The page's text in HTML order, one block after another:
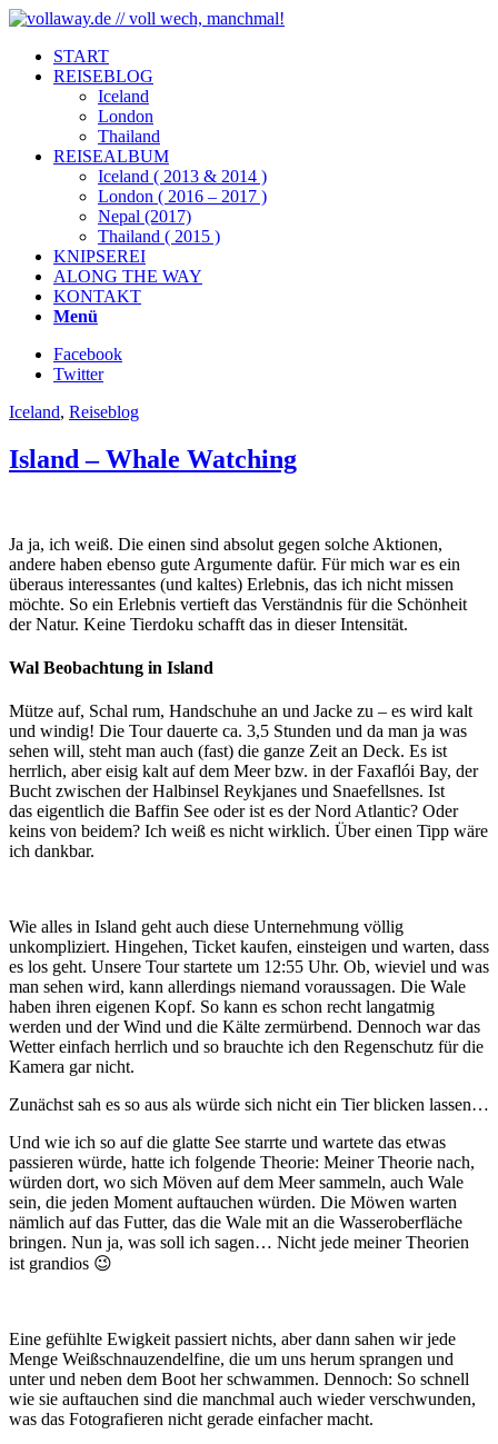
START
REISEBLOG
Iceland
London
Thailand
REISEALBUM
Iceland ( 2013 & 2014 )
London ( 2016 – 2017 )
Nepal (2017)
Thailand ( 2015 )
KNIPSEREI
ALONG THE WAY
KONTAKT
Menü
Facebook
Twitter
Iceland, Reiseblog
Island – Whale Watching
Ja ja, ich weiß. Die einen sind absolut gegen solche Aktionen,
andere haben ebenso gute Argumente dafür. Für mich war es ein
überaus interessantes (und kaltes) Erlebnis, das ich nicht missen
möchte. So ein Erlebnis vertieft das Verständnis für die Schönheit
der Natur. Keine Tierdoku schafft das in dieser Intensität.
Wal Beobachtung in Island
Mütze auf, Schal rum, Handschuhe an und Jacke zu – es wird kalt
und windig! Die Tour dauerte ca. 3,5 Stunden und da man ja was
sehen will, steht man auch (fast) die ganze Zeit an Deck. Es ist
herrlich, aber eisig kalt auf dem Meer bzw. in der Faxaflói Bay, der
Bucht zwischen der Halbinsel Reykjanes und Snaefellsnes. Ist
das eigentlich die Baffin See oder ist es der Nord Atlantic? Oder
keins von beidem? Ich weiß es nicht wirklich. Über einen Tipp wäre
ich dankbar.
Wie alles in Island geht auch diese Unternehmung völlig
unkompliziert. Hingehen, Ticket kaufen, einsteigen und warten, dass
es los geht. Unsere Tour startete um 12:55 Uhr. Ob, wieviel und was
man sehen wird, kann allerdings niemand voraussagen. Die Wale
haben ihren eigenen Kopf. So kann es schon recht langatmig
werden und der Wind und die Kälte zermürbend. Dennoch war das
Wetter einfach herrlich und so brauchte ich den Regenschutz für die
Kamera gar nicht.
Zunächst sah es so aus als würde sich nicht ein Tier blicken lassen…
Und wie ich so auf die glatte See starrte und wartete das etwas
passieren würde, hatte ich folgende Theorie: Meiner Theorie nach,
würden dort, wo sich Möven auf dem Meer sammeln, auch Wale
sein, die jeden Moment auftauchen würden. Die Möwen warten
nämlich auf das Futter, das die Wale mit an die Wasseroberfläche
bringen. Nun ja, was soll ich sagen… Nicht jede meiner Theorien
ist grandios 😉
Eine gefühlte Ewigkeit passiert nichts, aber dann sahen wir jede
Menge Weißschnauzendelfine, die um uns herum sprangen und
unter und neben dem Boot her schwammen. Dennoch: So schnell
wie sie auftauchen sind die manchmal auch wieder verschwunden,
was das Fotografieren nicht gerade einfacher macht.